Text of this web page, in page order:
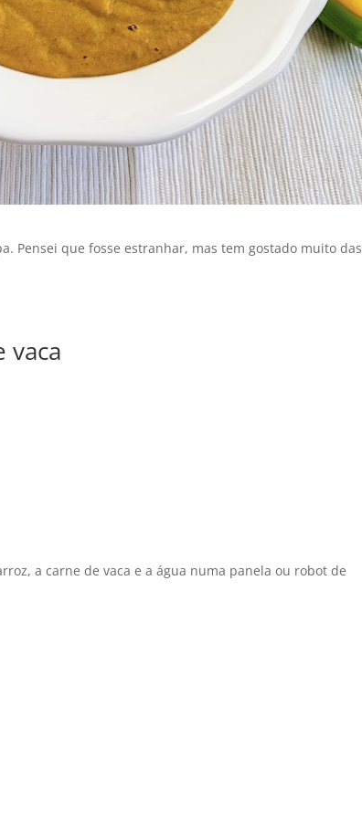
Pensei que fosse estranhar, mas tem gostado muito das
vaca
a carne de vaca e a água numa panela ou robot de